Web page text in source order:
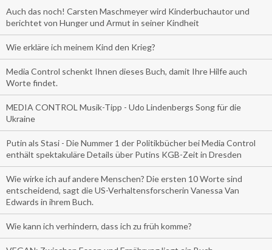
Auch das noch! Carsten Maschmeyer wird Kinderbuchautor und
berichtet von Hunger und Armut in seiner Kindheit
Wie erkläre ich meinem Kind den Krieg?
Media Control schenkt Ihnen dieses Buch, damit Ihre Hilfe auch
Worte findet.
MEDIA CONTROL Musik-Tipp - Udo Lindenbergs Song für die
Ukraine
Putin als Stasi - Die Nummer 1 der Politikbücher bei Media Control
enthält spektakuläre Details über Putins KGB-Zeit in Dresden
Wie wirke ich auf andere Menschen? Die ersten 10 Worte sind
entscheidend, sagt die US-Verhaltensforscherin Vanessa Van
Edwards in ihrem Buch.
Wie kann ich verhindern, dass ich zu früh komme?